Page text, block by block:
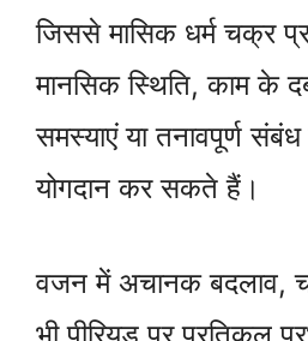
जिससे मासिक धर्म चक्र
मानसिक स्थिति, काम के
समस्याएं या तनावपूर्ण
योगदान कर सकते हैं।
वजन में अचानक बदलाव,
भी पीरियड पर प्रतिकूल